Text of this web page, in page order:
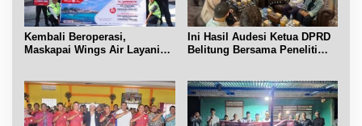
Kembali Beroperasi,
Maskapai Wings Air Layani
Ini Hasil Audesi Ketua DPRD
Belitung Bersama Peneliti